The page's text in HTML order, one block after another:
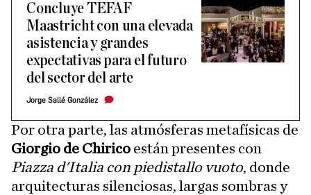
Concluye TEFAF
Maastricht con una elevada
asistencia y grandes
expectativas para el futuro
del sector del arte
Jorge Sallé González
Por otra parte, las atmósferas metafísicas de
Giorgio de Chirico están presentes con
Piazza d'Italia con piedistallo vuoto, donde
arquitecturas silenciosas, largas sombras y